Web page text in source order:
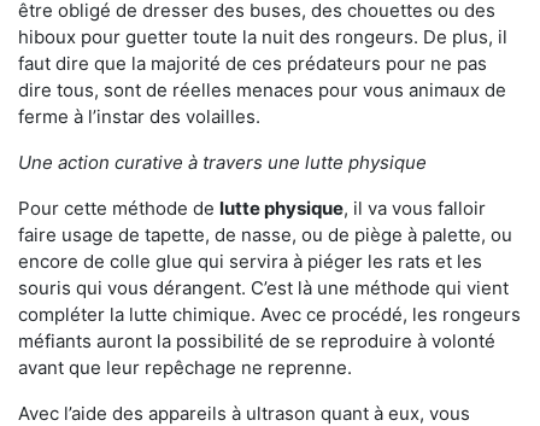
être obligé de dresser des buses, des chouettes ou des
hiboux pour guetter toute la nuit des rongeurs. De plus, il
faut dire que la majorité de ces prédateurs pour ne pas
dire tous, sont de réelles menaces pour vous animaux de
ferme à l’instar des volailles.
Une action curative à travers une lutte physique
Pour cette méthode de lutte physique, il va vous falloir
faire usage de tapette, de nasse, ou de piège à palette, ou
encore de colle glue qui servira à piéger les rats et les
souris qui vous dérangent. C’est là une méthode qui vient
compléter la lutte chimique. Avec ce procédé, les rongeurs
méfiants auront la possibilité de se reproduire à volonté
avant que leur repêchage ne reprenne.
Avec l’aide des appareils à ultrason quant à eux, vous